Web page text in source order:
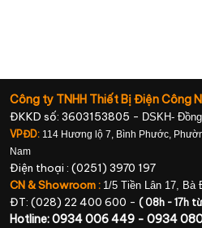
Công ty TNHH Thiết Bị Điện Công
ĐKKD số: 3603153805 - DSKH-
VPĐD: 114 Hương lộ 7, Bình Phước,
Nam
Điện thoại : (0251) 3970 197
CN & Showroom : 1/5 Tiền Lân 17, Bà
ĐT: (028) 22 400 600 - ( 08h - 17h
Hotline: 0934 006 449 - 0934